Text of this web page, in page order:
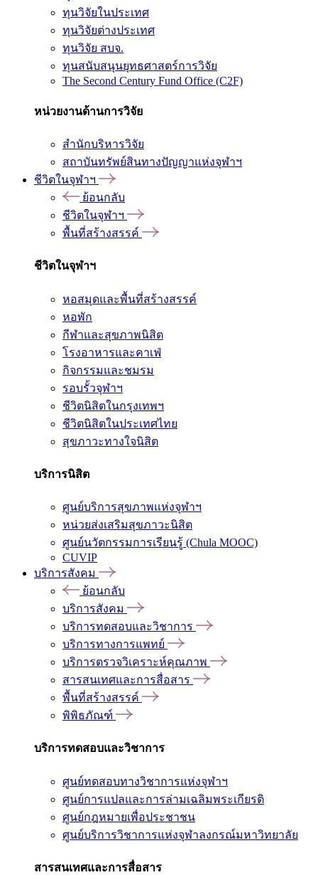
ทุนวิจัยในประเทศ
ทุนวิจัยต่างประเทศ
ทุนวิจัย สบจ.
ทุนสนับสนุนยุทธศาสตร์การวิจัย
The Second Century Fund Office (C2F)
หน่วยงานด้านการวิจัย
สำนักบริหารวิจัย
สถาบันทรัพย์สินทางปัญญาแห่งจุฬาฯ
ชีวิตในจุฬาฯ
ย้อนกลับ
ชีวิตในจุฬาฯ
พื้นที่สร้างสรรค์
ชีวิตในจุฬาฯ
หอสมุดและพื้นที่สร้างสรรค์
หอพัก
กีฬาและสุขภาพนิสิต
โรงอาหารและคาเฟ่
กิจกรรมและชมรม
รอบรั้วจุฬาฯ
ชีวิตนิสิตในกรุงเทพฯ
ชีวิตนิสิตในประเทศไทย
สุขภาวะทางใจนิสิต
บริการนิสิต
ศูนย์บริการสุขภาพแห่งจุฬาฯ
หน่วยส่งเสริมสุขภาวะนิสิต
ศูนย์นวัตกรรมการเรียนรู้ (Chula MOOC)
CUVIP
บริการสังคม
ย้อนกลับ
บริการสังคม
บริการทดสอบและวิชาการ
บริการทางการแพทย์
บริการตรวจวิเคราะห์คุณภาพ
สารสนเทศและการสื่อสาร
พื้นที่สร้างสรรค์
พิพิธภัณฑ์
บริการทดสอบและวิชาการ
ศูนย์ทดสอบทางวิชาการแห่งจุฬาฯ
ศูนย์การแปลและการล่ามเฉลิมพระเกียรติ
ศูนย์กฎหมายเพื่อประชาชน
ศูนย์บริการวิชาการแห่งจุฬาลงกรณ์มหาวิทยาลัย
สารสนเทศและการสื่อสาร